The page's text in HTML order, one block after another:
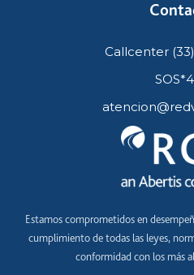
Estamos comprometidos en
cumplimiento de todas las leyes,
conformidad con los más
Callcenter